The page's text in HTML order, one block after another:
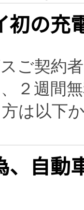
初の充
ご契約
２週間
は以下
、自動